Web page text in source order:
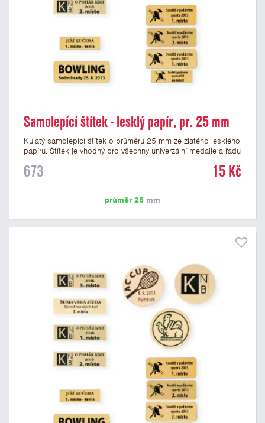
Samolepící štítek - lesklý papír, pr. 25 mm
Kulatý samolepicí štítek o průměru 25 mm ze zlatého lesklého
papíru. Štítek je vhodný pro všechny univerzální medaile a řadu
mm. Na štítek je možné vytisknout logo nebo text dle vašeho
673 15 Kč
průměr 25 mm